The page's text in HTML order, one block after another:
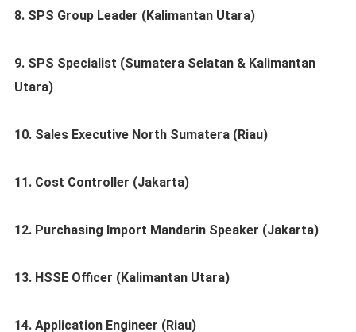
8. SPS Group Leader (Kalimantan Utara)
9. SPS Specialist (Sumatera Selatan & Kalimantan
Utara)
10. Sales Executive North Sumatera (Riau)
11. Cost Controller (Jakarta)
12. Purchasing Import Mandarin Speaker (Jakarta)
13. HSSE Officer (Kalimantan Utara)
14. Application Engineer (Riau)